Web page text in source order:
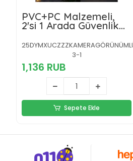
PVC+PC Malzemeli,
2'si 1 Arada Güvenlik
Ayarlanabilir Başlık ve
Panel Açısı3-1
1,136 RUB
Sepete Ekle